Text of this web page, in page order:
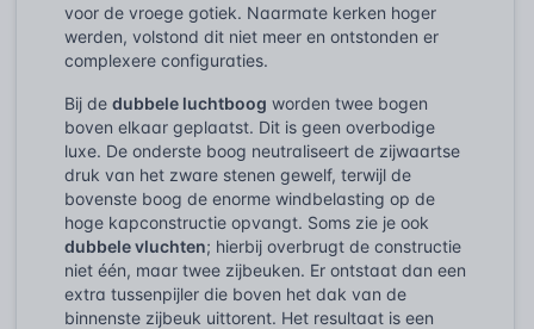
voor de vroege gotiek. Naarmate kerken hoger
werden, volstond dit niet meer en ontstonden er
complexere configuraties.
Bij de dubbele luchtboog worden twee bogen
boven elkaar geplaatst. Dit is geen overbodige
luxe. De onderste boog neutraliseert de zijwaartse
druk van het zware stenen gewelf, terwijl de
bovenste boog de enorme windbelasting op de
hoge kapconstructie opvangt. Soms zie je ook
dubbele vluchten; hierbij overbrugt de constructie
niet één, maar twee zijbeuken. Er ontstaat dan een
extra tussenpijler die boven het dak van de
binnenste zijbeuk uittorent. Het resultaat is een